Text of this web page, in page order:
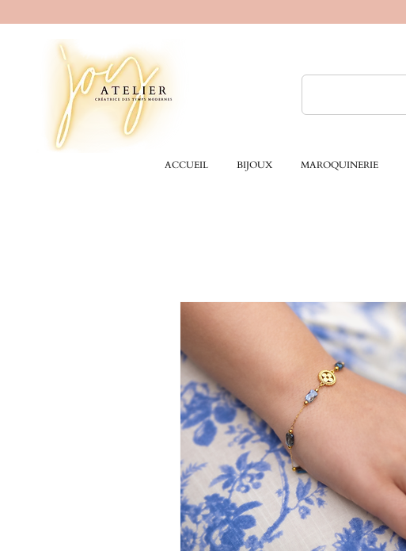
ACCUEIL BIJOUX MAROQUINERIE